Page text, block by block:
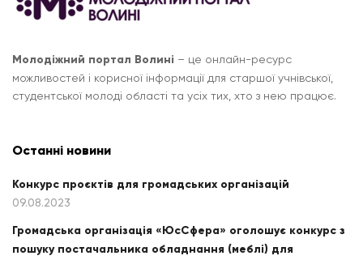
Молодіжний портал Волині – це онлайн-ресурс
можливостей і корисної інформації для старшої учнівської,
студентської молоді області та усіх тих, хто з нею працює.
Останні новини
Конкурс проєктів для громадських організацій
09.08.2023
Громадська організація «ЮсСфера» оголошує конкурс з
пошуку постачальника обладнання (меблі) для